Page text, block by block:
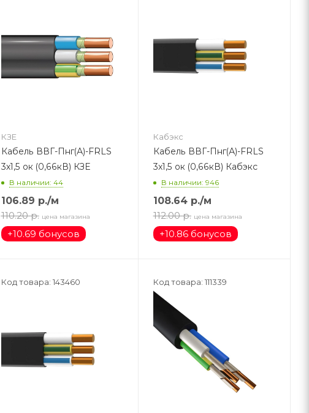
КЗЕ
Кабель ВВГ-Пнг(А)-FRLS
3х1,5 ок (0,66кВ) КЗЕ
В наличии: 44
106.89 р./м
110.20 р. цена магазина
+10.69 бонусов
Кабэкс
Кабель ВВГ-Пнг(А)-FRLS
3х1,5 ок (0,66кВ) Кабэкс
В наличии: 946
108.64р./м
112.00 р. цена магазина
+10.86 бонусов
Код товара: 143460 Код товара: 111339